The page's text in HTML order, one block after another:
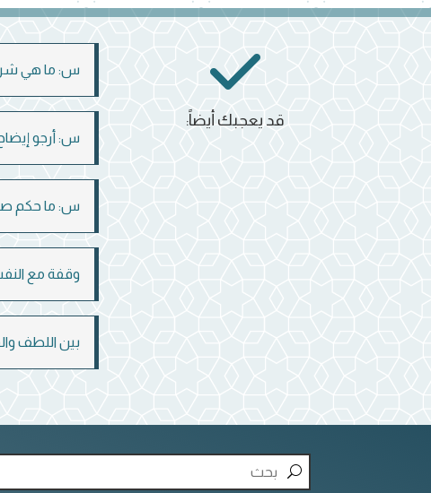
س: ما هي
س: أرجو
س: ما حكم
وقفة مع
بين اللطف
قد يعجبك أيضاً: